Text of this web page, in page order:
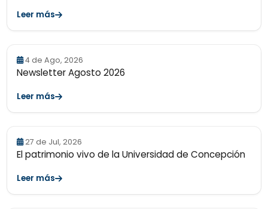
Leer más
4 de Ago, 2026
Newsletter Agosto 2026
Leer más
27 de Jul, 2026
El patrimonio vivo de la Universidad de Concepción
Leer más